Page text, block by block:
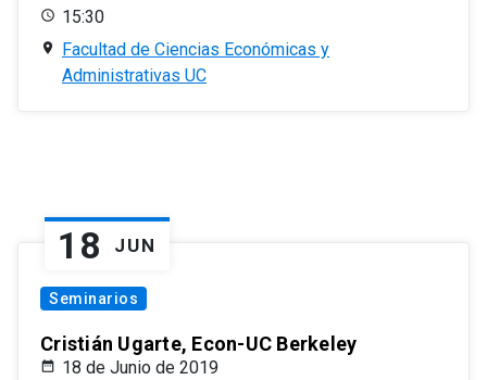
15:30
Facultad de Ciencias Económicas y
Administrativas UC
18 JUN
Seminarios
Cristián Ugarte, Econ-UC Berkeley
18 de Junio de 2019